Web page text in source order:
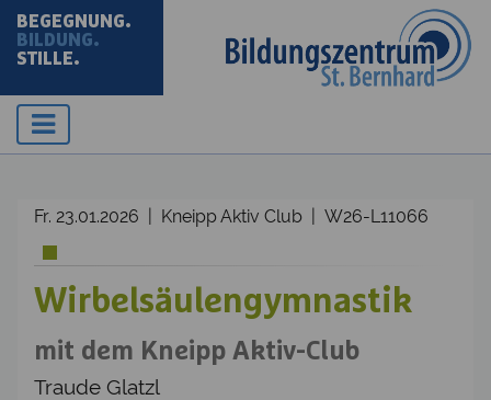
BEGEGNUNG.
BILDUNG.
STILLE.
Fr. 23.01.2026 | Kneipp Aktiv Club | W26-L11066
Wirbelsäulengymnastik
mit dem Kneipp Aktiv-Club
Traude Glatzl